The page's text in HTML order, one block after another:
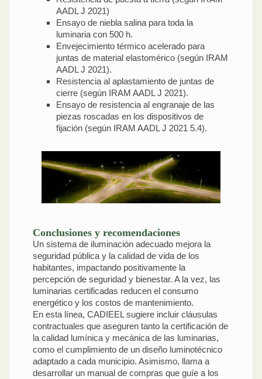
AADL J 2021)
Ensayo de niebla salina para toda la
luminaria con 500 h.
Envejecimiento térmico acelerado para
juntas de material elastomérico (según IRAM
AADL J 2021).
Resistencia al aplastamiento de juntas de
cierre (según IRAM AADL J 2021).
Ensayo de resistencia al engranaje de las
piezas roscadas en los dispositivos de
fijación (según IRAM AADL J 2021 5.4).
Conclusiones y recomendaciones
Un sistema de iluminación adecuado mejora la
seguridad pública y la calidad de vida de los
habitantes, impactando positivamente la
percepción de seguridad y bienestar. A la vez, las
luminarias certificadas reducen el consumo
energético y los costos de mantenimiento.
En esta línea, CADIEEL sugiere incluir cláusulas
contractuales que aseguren tanto la certificación de
la calidad lumínica y mecánica de las luminarias,
como el cumplimiento de un diseño luminotécnico
adaptado a cada municipio. Asimismo, llama a
desarrollar un manual de compras que guíe a los